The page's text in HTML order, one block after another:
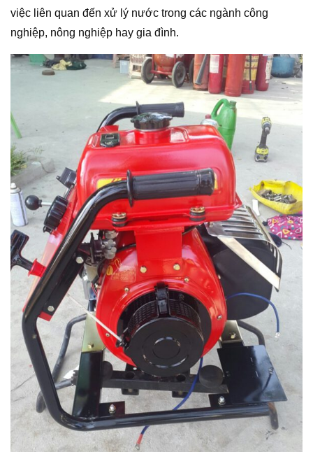
việc liên quan đến xử lý nước trong các ngành công
nghiệp, nông nghiệp hay gia đình.